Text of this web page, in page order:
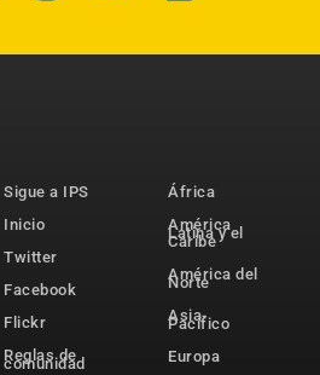
Sigue a IPS
Inicio
Twitter
Facebook
Flickr
Reglas de
comunidad
África
América
Latina y el
Caribe
América del
Norte
Asia-
Pacífico
Europa